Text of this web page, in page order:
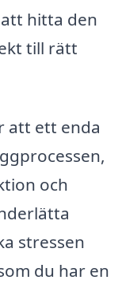
hitta den
till rätt
att ett enda
och
stressen
du har en